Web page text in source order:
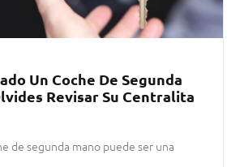
Un Coche De Segunda
Revisar Su Centralita
de segunda mano puede ser una